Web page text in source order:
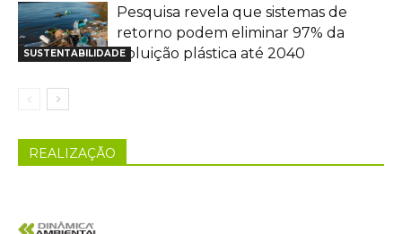
SUSTENTABILIDADE
Pesquisa revela que sistemas de
retorno podem eliminar 97% da
poluição plástica até 2040
REALIZAÇÃO